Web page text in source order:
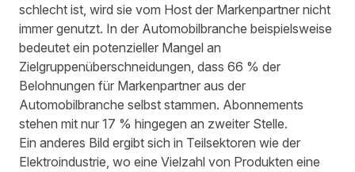
schlecht ist, wird sie vom Host der Markenpartner nicht
immer genutzt. In der Automobilbranche beispielsweise
bedeutet ein potenzieller Mangel an
Zielgruppenüberschneidungen, dass 66 % der
Belohnungen für Markenpartner aus der
Automobilbranche selbst stammen. Abonnements
stehen mit nur 17 % hingegen an zweiter Stelle.
Ein anderes Bild ergibt sich in Teilsektoren wie der
Elektroindustrie, wo eine Vielzahl von Produkten eine